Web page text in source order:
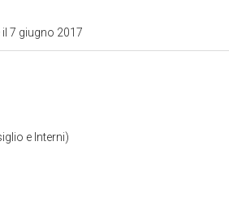
7 giugno 2017
e Interni)